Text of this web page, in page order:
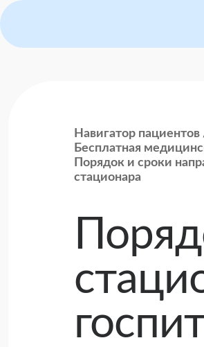
Навигатор пациентов
Бесплатная
Порядок и сроки
стационара